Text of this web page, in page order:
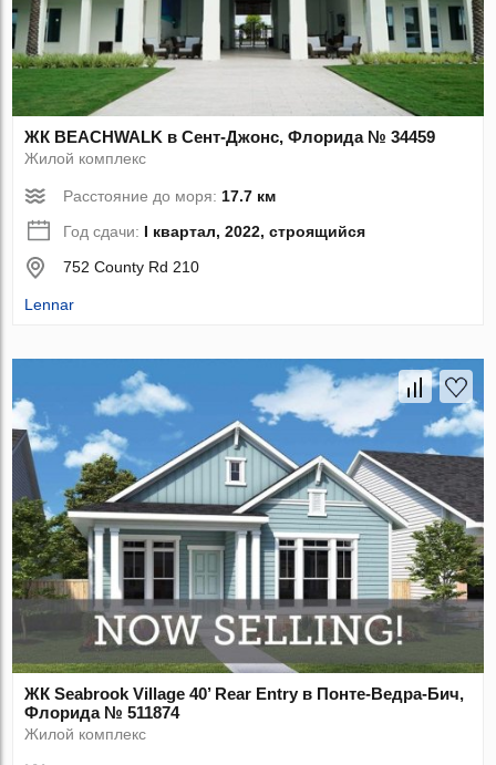
ЖК BEACHWALK в Сент-Джонс, Флорида № 34459
Жилой комплекс
Расстояние до моря: 17.7 км
Год сдачи: I квартал, 2022, строящийся
752 County Rd 210
Lennar
ЖК Seabrook Village 40’ Rear Entry в Понте-Ведра-Бич,
Флорида № 511874
Жилой комплекс